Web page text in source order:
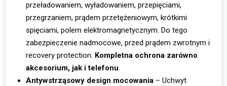
przeładowaniem, wyładowaniem, przepięciami,
przegrzaniem, prądem przetężeniowym, krótkimi
spięciami, polem elektromagnetycznym. Do tego
zabezpieczenie nadmocowe, przed prądem zwrotnym i
recovery protection. Kompletna ochrona zarówno
akcesorium, jak i telefonu.
Antywstrząsowy design mocowania – Uchwyt